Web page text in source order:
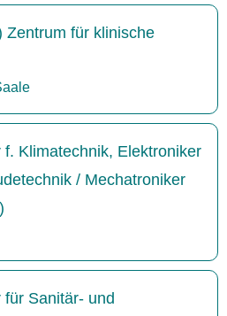
Zentrum für klinische
Klimatechnik, Elektroniker
/ Mechatroniker
Sanitär- und